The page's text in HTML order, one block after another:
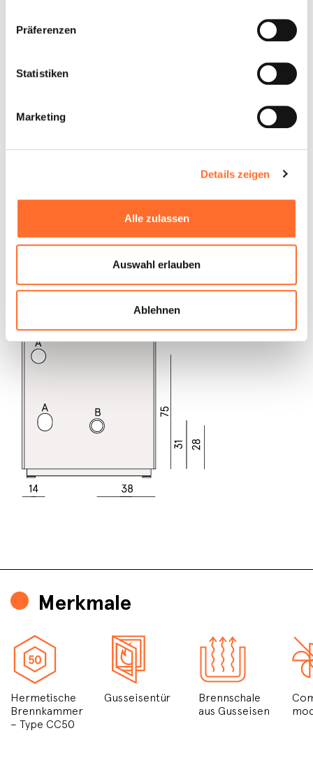
Präferenzen
Statistiken
Marketing
Details zeigen
Alle zulassen
Auswahl erlauben
Ablehnen
Merkmale
Hermetische
Brennkammer
– Type CC50
Gusseisentür
Brennschale
aus Gusseisen